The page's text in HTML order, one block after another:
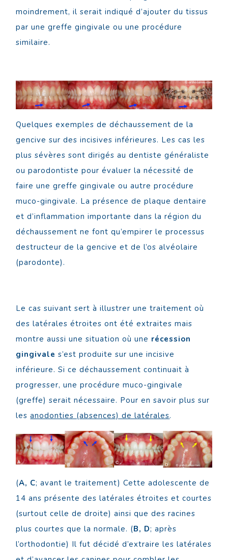
moindrement, il serait indiqué d’ajouter du tissus
par une greffe gingivale ou une procédure
similaire.
Quelques exemples de déchaussement de la
gencive sur des incisives inférieures. Les cas les
plus sévères sont dirigés au dentiste généraliste
ou parodontiste pour évaluer la nécessité de
faire une greffe gingivale ou autre procédure
muco-gingivale. La présence de plaque dentaire
et d’inflammation importante dans la région du
déchaussement ne font qu’empirer le processus
destructeur de la gencive et de l’os alvéolaire
(parodonte).
Le cas suivant sert à illustrer une traitement où
des latérales étroites ont été extraites mais
montre aussi une situation où une récession
gingivale s’est produite sur une incisive
inférieure. Si ce déchaussement continuait à
progresser, une procédure muco-gingivale
(greffe) serait nécessaire. Pour en savoir plus sur
lesanodonties (absences) de latérales.
(A, C; avant le traitement) Cette adolescente de
14 ans présente des latérales étroites et courtes
(surtout celle de droite) ainsi que des racines
plus courtes que la normale. (B, D; après
l’orthodontie) Il fut décidé d’extraire les latérales